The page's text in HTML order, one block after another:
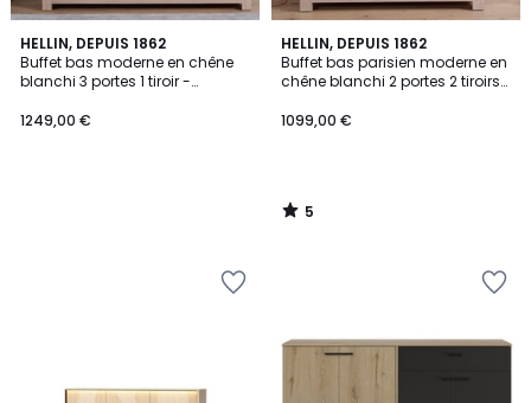
HELLIN, DEPUIS 1862
Buffet bas moderne en chêne
blanchi 3 portes 1 tiroir -
1249,00 €
HELLIN, DEPUIS 1862
Buffet bas parisien moderne en
chêne blanchi 2 portes 2 tiroirs
1099,00 €
5
/
5
5
/